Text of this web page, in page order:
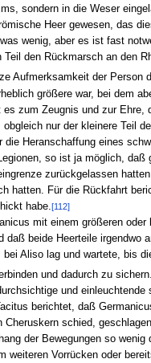
sondern in die Weser
Heer gewesen, das
wenig, aber es ist fast
den Rückmarsch an den
Aufmerksamkeit der
größere war, bei dem
zum Zeugnis und zur
nur der kleinere Teil
Heranschaffung eines
so ist ja möglich,
zurückgelassen
hatten. Für die Rückfahrt
habe. [112]
mit einem größeren
beide Heerteile irgendwo
Aliso lag und wartete, bis
und dadurch zu sichern.
und
berichtet, daß
schied,
der Bewegungen so
weiteren Vorrücken oder